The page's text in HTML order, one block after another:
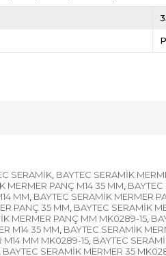
SERAMİK, BAYTEC SERAMİK
MERMER PANÇ M14 35 MM,
MM, BAYTEC SERAMİK MERMER
PANÇ 35 MM, BAYTEC SERAMİK
MERMER PANÇ MM MK0289-15,
M14 35 MM, BAYTEC SERAMİK
M14 MM MK0289-15, BAYTEC
BAYTEC SERAMİK MERMER 35